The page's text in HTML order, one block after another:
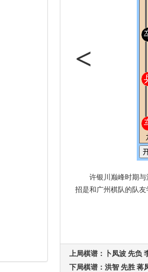
许银川巅峰时期
招是和广州棋队的队友
<
上局棋谱：
卜凤波 先负
下局棋谱： 洪智 先胜 蒋